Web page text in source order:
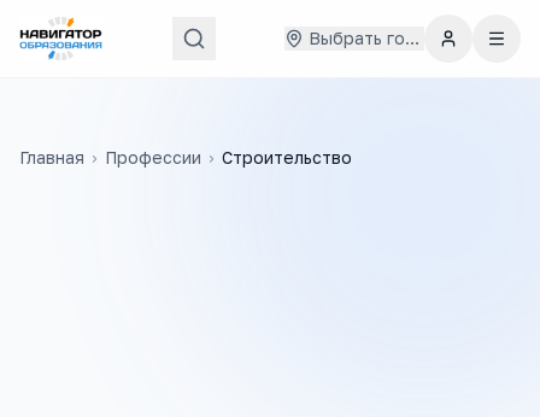
Выбрать город
Главная › Профессии › Строительство